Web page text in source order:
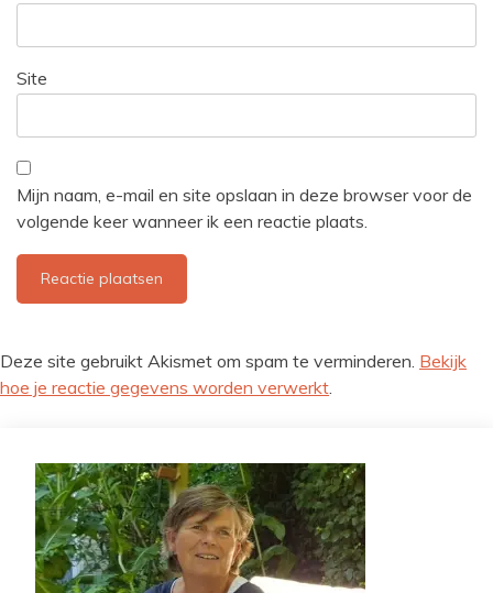
Site
Mijn naam, e-mail en site opslaan in deze browser voor de
volgende keer wanneer ik een reactie plaats.
Deze site gebruikt Akismet om spam te verminderen. Bekijk
hoe je reactie gegevens worden verwerkt